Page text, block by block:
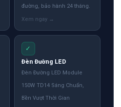
đường, bảo hành 24 tháng.
✓
Đèn Đường LED
Đèn Đường LED Module
150W TD14 Sáng Chuẩn,
Bền Vượt Thời Gian